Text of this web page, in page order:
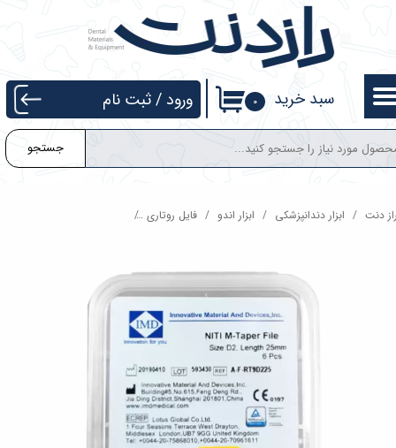
جستجو
۰ سبد خرید ورود /ثبت نام
حساب کاربری من
تغییر گذر واژه
سفارشات
خروج از حساب کاربری
دنت ابزار دندانپزشکی ابزار اندو فایل روتاری